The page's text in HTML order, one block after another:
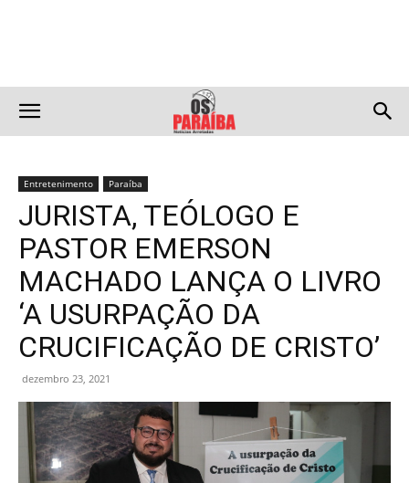
Entretenimento Paraíba
JURISTA, TEÓLOGO E
PASTOR EMERSON
MACHADO LANÇA O LIVRO
‘A USURPAÇÃO DA
CRUCIFICAÇÃO DE CRISTO’
dezembro 23, 2021